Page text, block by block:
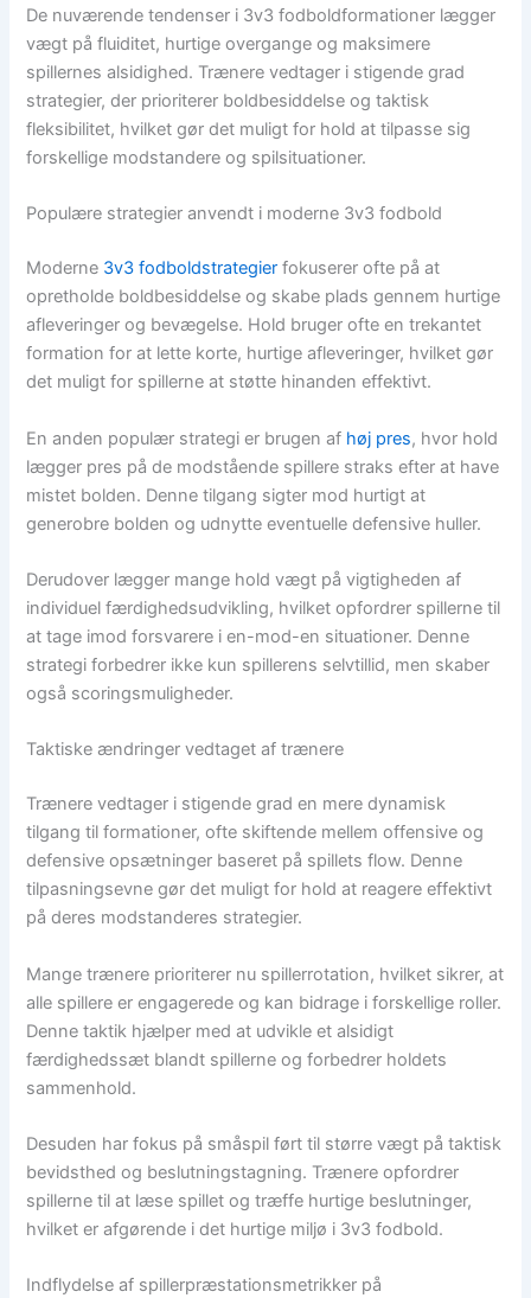
De nuværende tendenser i 3v3 fodboldformationer lægger
vægt på fluiditet, hurtige overgange og maksimere
spillernes alsidighed. Trænere vedtager i stigende grad
strategier, der prioriterer boldbesiddelse og taktisk
fleksibilitet, hvilket gør det muligt for hold at tilpasse sig
forskellige modstandere og spilsituationer.
Populære strategier anvendt i moderne 3v3 fodbold
Moderne 3v3 fodboldstrategier fokuserer ofte på at
opretholde boldbesiddelse og skabe plads gennem hurtige
afleveringer og bevægelse. Hold bruger ofte en trekantet
formation for at lette korte, hurtige afleveringer, hvilket gør
det muligt for spillerne at støtte hinanden effektivt.
En anden populær strategi er brugen af høj pres, hvor hold
lægger pres på de modstående spillere straks efter at have
mistet bolden. Denne tilgang sigter mod hurtigt at
generobre bolden og udnytte eventuelle defensive huller.
Derudover lægger mange hold vægt på vigtigheden af
individuel færdighedsudvikling, hvilket opfordrer spillerne til
at tage imod forsvarere i en-mod-en situationer. Denne
strategi forbedrer ikke kun spillerens selvtillid, men skaber
også scoringsmuligheder.
Taktiske ændringer vedtaget af trænere
Trænere vedtager i stigende grad en mere dynamisk
tilgang til formationer, ofte skiftende mellem offensive og
defensive opsætninger baseret på spillets flow. Denne
tilpasningsevne gør det muligt for hold at reagere effektivt
på deres modstanderes strategier.
Mange trænere prioriterer nu spillerrotation, hvilket sikrer, at
alle spillere er engagerede og kan bidrage i forskellige roller.
Denne taktik hjælper med at udvikle et alsidigt
færdighedssæt blandt spillerne og forbedrer holdets
sammenhold.
Desuden har fokus på småspil ført til større vægt på taktisk
bevidsthed og beslutningstagning. Trænere opfordrer
spillerne til at læse spillet og træffe hurtige beslutninger,
hvilket er afgørende i det hurtige miljø i 3v3 fodbold.
Indflydelse af spillerpræstationsmetrikker på